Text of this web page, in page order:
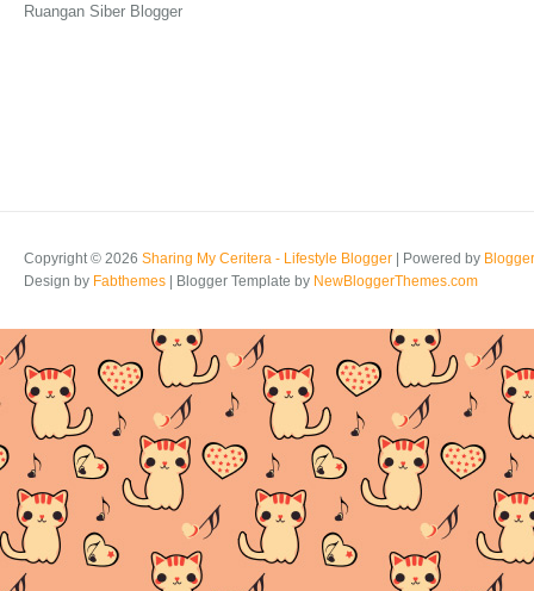
Ruangan Siber Blogger
Copyright © 2026 Sharing My Ceritera - Lifestyle Blogger | Powered by Blogger
Design by Fabthemes | Blogger Template by NewBloggerThemes.com